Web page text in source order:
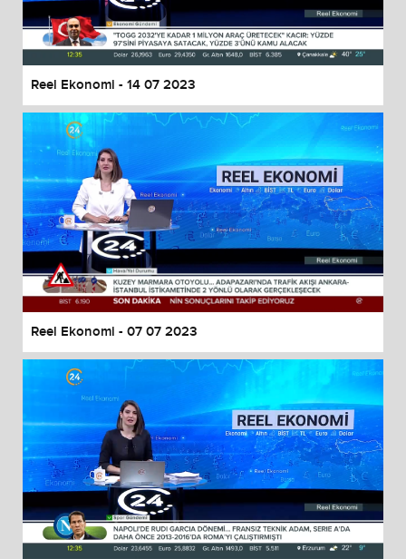
End of dialog window.
Reel Ekonomi - 14 07 2023
Reel Ekonomi - 07 07 2023